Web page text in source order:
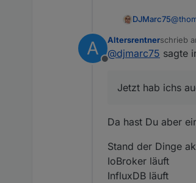
DJMarc75@
Jetzt
A
Offline
Altersrentnerschrieb
zuletzt
@djmarc75 sagte
Jetzt hab ichs
Da hast Du aber
Stand der Dinge
IoBroker läuft
InfluxDB läuft